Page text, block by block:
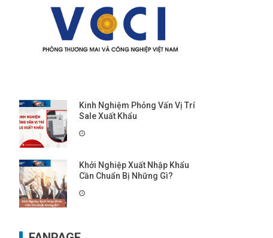
Kinh Nghiệm Phỏng Vấn Vị Trí
Sale Xuất Khẩu
Khởi Nghiệp Xuất Nhập Khẩu
Cần Chuẩn Bị Những Gì?